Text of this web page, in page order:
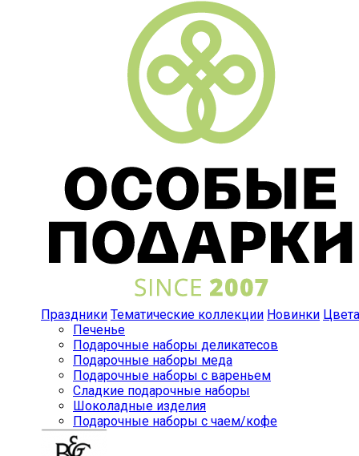
Праздники Тематические коллекции Новинки Цвета
Печенье
Подарочные наборы деликатесов
Подарочные наборы меда
Подарочные наборы с вареньем
Сладкие подарочные наборы
Шоколадные изделия
Подарочные наборы с чаем/кофе